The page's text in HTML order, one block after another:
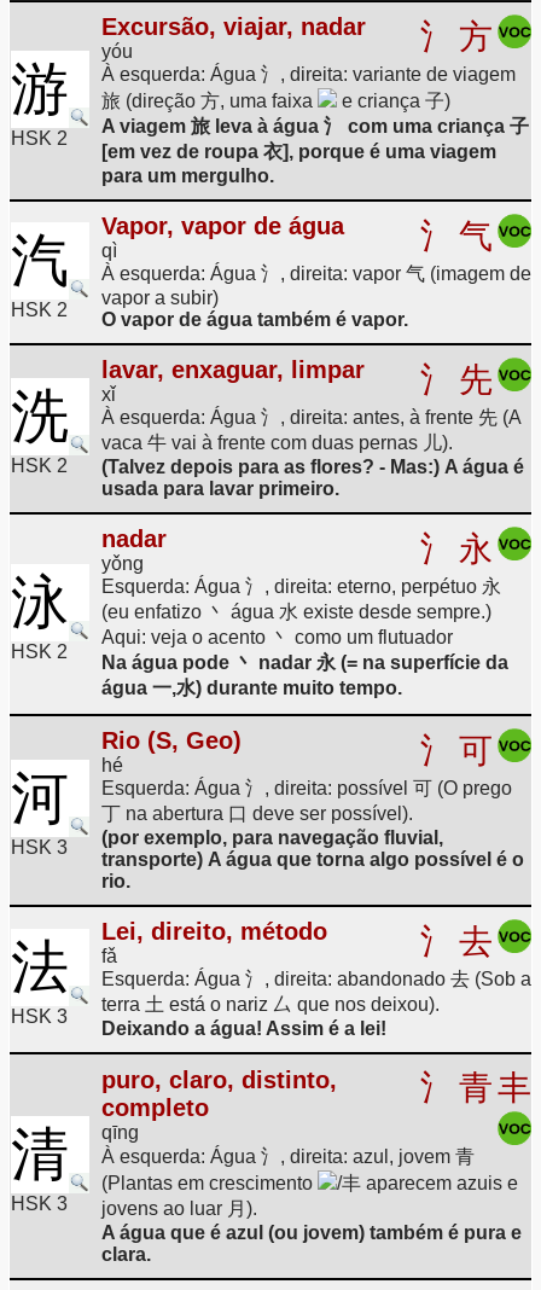
游
HSK 2
Excursão, viajar, nadar
yóu 氵 方
À esquerda: Água 氵, direita: variante de viagem
旅 (direção 方, uma faixa
e criança 子)
A viagem 旅 leva à água 氵 com uma criança 子
[em vez de roupa 衣], porque é uma viagem
para um mergulho.
汽
HSK 2
Vapor, vapor de água
qì 氵 气
À esquerda: Água 氵, direita: vapor 气 (imagem de
vapor a subir)
O vapor de água também é vapor.
洗
HSK 2
lavar, enxaguar, limpar
xǐ 氵 先
À esquerda: Água 氵, direita: antes, à frente 先 (A
vaca 牛 vai à frente com duas pernas 儿).
(Talvez depois para as flores? - Mas:) A água é
usada para lavar primeiro.
泳
HSK 2
nadar
yǒng 氵 永
Esquerda: Água 氵, direita: eterno, perpétuo 永
(eu enfatizo 丶 água 水 existe desde sempre.)
Aqui: veja o acento 丶 como um flutuador
Na água pode 丶 nadar 永 (= na superfície da
água 一,水) durante muito tempo.
河
HSK 3
Rio (S, Geo)
hé 氵 可
Esquerda: Água 氵, direita: possível 可 (O prego
丁 na abertura 口 deve ser possível).
(por exemplo, para navegação fluvial,
transporte) A água que torna algo possível é o
rio.
法
HSK 3
Lei, direito, método
fǎ 氵 去
Esquerda: Água 氵, direita: abandonado 去 (Sob a
terra 土 está o nariz 厶 que nos deixou).
Deixando a água! Assim é a lei!
清
HSK 3
puro, claro, distinto,
completo
qīng
氵 青丰
À esquerda: Água 氵, direita: azul, jovem 青
(Plantas em crescimento
/丰 aparecem azuis e
jovens ao luar 月).
A água que é azul (ou jovem) também é pura e
clara.